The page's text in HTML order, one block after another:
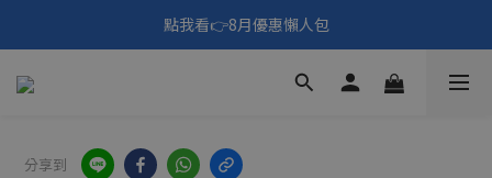
🎑《仲夏夜之淫夢》野獸先輩主題展！🙌點我看活動內容🙌
點我看👉8月優惠懶人包
填寫問券拿 69元折扣🧧
分享到